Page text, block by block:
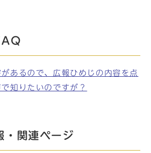
あるので、広報ひめじの内容を点
知りたいのですが？
・関連ページ